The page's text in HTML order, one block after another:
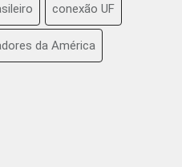
conexão UF
da América